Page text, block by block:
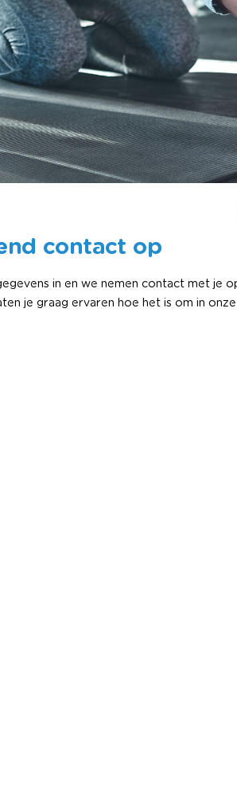
contact op
in en we nemen contact met je
je graag ervaren hoe het is om in